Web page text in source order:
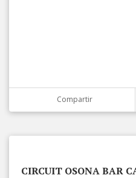
Compartir
CIRCUIT OSONA BAR